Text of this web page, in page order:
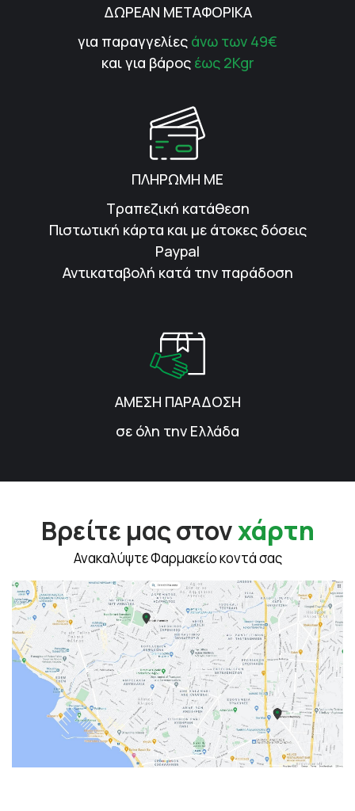
ΔΩΡΕΑΝ ΜΕΤΑΦΟΡΙΚΑ
για παραγγελίες άνω των 49€
και για βάρος έως 2Kgr
ΠΛΗΡΩΜΗ ΜΕ
Τραπεζική κατάθεση
Πιστωτική κάρτα και με άτοκες δόσεις
Paypal
Αντικαταβολή κατά την παράδοση
ΑΜΕΣΗ ΠΑΡΑΔΟΣΗ
σε όλη την Ελλάδα
Βρείτε μας στονχάρτη
Ανακαλύψτε Φαρμακείο κοντά σας